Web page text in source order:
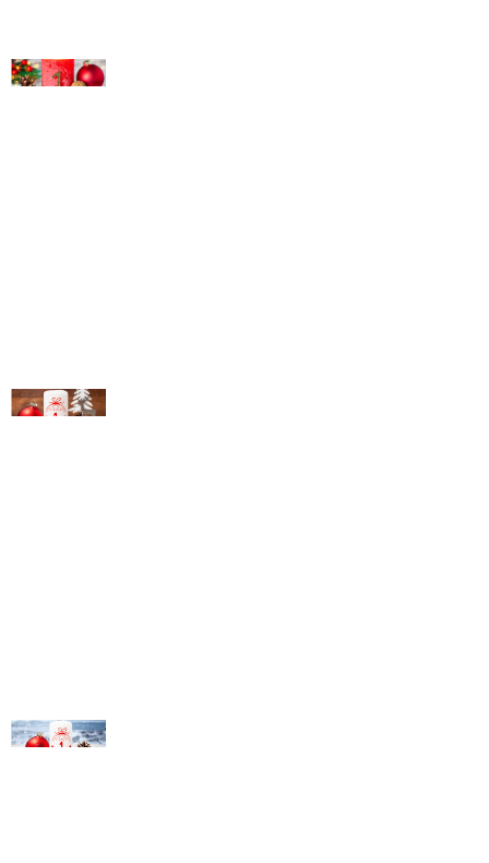
© Michael Bihlmayer
© Michael Bihlmayer
© Michael Bihlmayer